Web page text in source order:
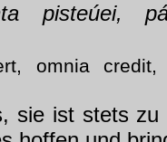
pisteúei,
omnia
sie ist stets zu